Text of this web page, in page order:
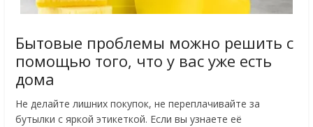
Бытовые проблемы можно решить с
помощью того, что у вас уже есть
дома
Не делайте лишних покупок, не переплачивайте за
бутылки с яркой этикеткой. Если вы узнаете её